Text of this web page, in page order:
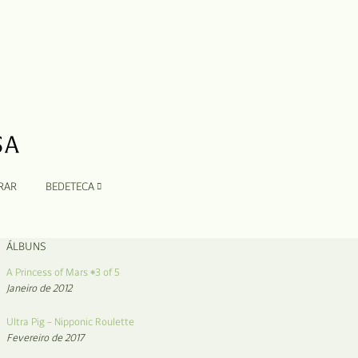
BEDETECA
ÁLBUNS
A Princess of Mars #3 of 5
Janeiro de 2012
Ultra Pig – Nipponic Roulette
Fevereiro de 2017